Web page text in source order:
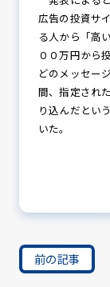
広告の投資サ
る人から「高
００万円から
どのメッセー
間、指定され
り込んだとい
いた。
前の記事